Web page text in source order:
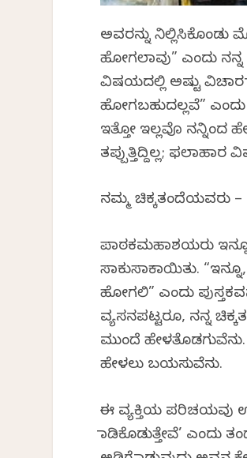
ಅವರನ್ನು ನಿಲ್ಲಿಸಿಕೊಂಡು
ಹೋಗಲಾವು” ಎಂದು ನನ್ನ
ವಿಷಯದಲ್ಲಿ ಅಷ್ಟು ವಿಚಾರ
ಹೋಗಬಹುದಲ್ಲವೆ”
ಇತ್ತೋ ಇಲ್ಲವೊ ನನ್ನಿಂದ
ತಪ್ಪುತ್ತಿದ್ದಿಲ್ಲ; ಫಲಾಹಾರ
ನಮ್ಮ ಚಿಕ್ಕತಂದೆಯವರು –
ಪಾಠಕಮಹಾಶಯರು ಇನ್ನೂ
ಸಾಕುಸಾಕಾಯಿತು.
ಹೋಗಲಿ” ಎಂದು
ವ್ಯಸನಪಟ್ಟರೂ, ನನ್ನ
ಮುಂದೆ ಹೇಳತೊಡಗುವೆನು.
ಹೇಳಲು ಬಯಸುವೆನು.
ಈ ವ್ಯಕ್ತಿಯ ಪರಿಚಯವು
ಮಾಡಿಕೊಡುತ್ತೇವೆ’ ಎಂದು